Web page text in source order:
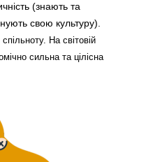
(знають та
На світовій
сильна та цілісна